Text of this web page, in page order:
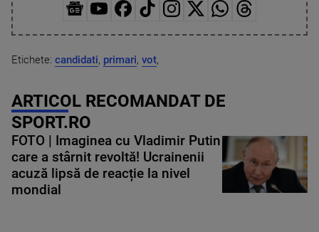
Etichete: candidati, primari, vot,
ARTICOL RECOMANDAT DE
SPORT.RO
FOTO | Imaginea cu Vladimir Putin
care a stârnit revoltă! Ucrainenii
acuză lipsă de reacție la nivel
mondial